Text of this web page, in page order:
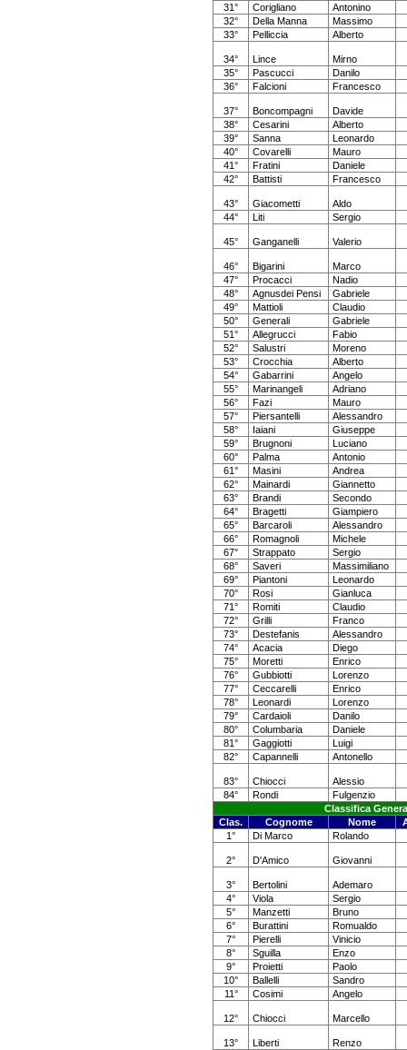
31°
Corigliano
Antonino
32°
Della Manna
Massimo
33°
Pelliccia Alberto
34° Lince
Mirno
35°
Pascucci
Danilo
36°
Falcioni Francesco
37° Boncompagni
Davide
38°
Cesarini
Alberto
39°
Sanna
Leonardo
40°
Covarelli
Mauro
41°
Fratini
Daniele
42°
Battisti Francesco
43° Giacometti
Aldo
44°
Liti Sergio
45° Ganganelli Valerio
46° Bigarini
Marco
47°
Procacci
Nadio
48°
Agnusdei Pensi
Gabriele
49°
Mattioli
Claudio
50°
Generali
Gabriele
51°
Allegrucci
Fabio
52°
Salustri
Moreno
53°
Crocchia
Alberto
54°
Gabarrini
Angelo
55°
Marinangeli
Adriano
56°
Fazi
Mauro
57°
Piersantelli
Alessandro
58°
Iaiani
Giuseppe
59°
Brugnoni
Luciano
60°
Palma
Antonio
61°
Masini
Andrea
62°
Mainardi
Giannetto
63°
Brandi
Secondo
64°
Bragetti
Giampiero
65°
Barcaroli
Alessandro
66°
Romagnoli
Michele
67°
Strappato
Sergio
68°
Saveri
Massimiliano
69°
Piantoni
Leonardo
70°
Rosi
Gianluca
71°
Romiti
Claudio
72°
Grilli
Franco
73°
Destefanis
Alessandro
74°
Acacia
Diego
75°
Moretti
Enrico
76°
Gubbiotti
Lorenzo
77°
Ceccarelli
Enrico
78°
Leonardi
Lorenzo
79°
Cardaioli
Danilo
80°
Columbaria
Daniele
81°
Gaggiotti
Luigi
82°
Capannelli Antonello
83° Chiocci
Alessio
84°
Rondi
Fulgenzio
Classifica
Clas.
Cognome Nome
1°
Di Marco Rolando
2° D'Amico Giovanni
3° Bertolini
Ademaro
4°
Viola
Sergio
5°
Manzetti
Bruno
6°
Burattini
Romualdo
7°
Pierelli
Vinicio
8°
Sguilla
Enzo
9°
Proietti
Paolo
10°
Ballelli
Sandro
11°
Cosimi Angelo
12° Chiocci Marcello
13° Liberti
Renzo